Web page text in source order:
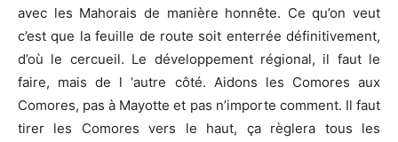
avec les Mahorais de manière honnête. Ce qu’on veut
c’est que la feuille de route soit enterrée définitivement,
d’où le cercueil. Le développement régional, il faut le
faire, mais de l ‘autre côté. Aidons les Comores aux
Comores, pas à Mayotte et pas n’importe comment. Il faut
tirer les Comores vers le haut, ça règlera tous les